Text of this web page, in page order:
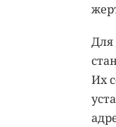
Для
Их